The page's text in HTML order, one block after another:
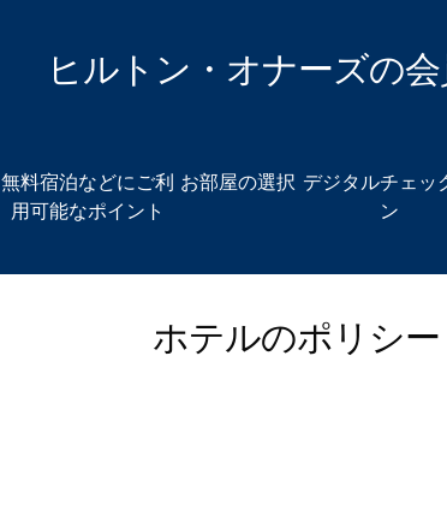
ヒルトン・オナーズの
無料宿泊などにご利
用可能なポイント
お部屋の選択 デジタルチェッ
ン
ホテルのポリシー